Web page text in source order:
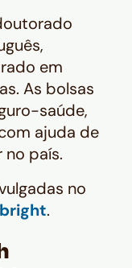
em
As bolsas
saúde,
ajuda de
país.
no
.